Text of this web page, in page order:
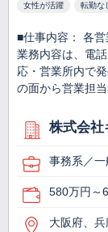
女性が活躍 転勤な
■仕事内容： 各営
業務内容は、電
応・営業所内で
の面から営業担
株式会社
事務系／
580万円～
大阪府、